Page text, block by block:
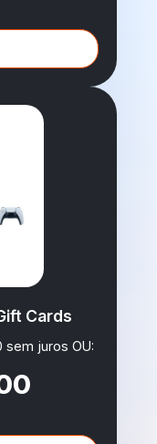
Cards
sem juros OU: